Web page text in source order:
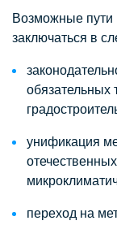
Возможные пути
заключаться в
обязательных
унификация
переход на